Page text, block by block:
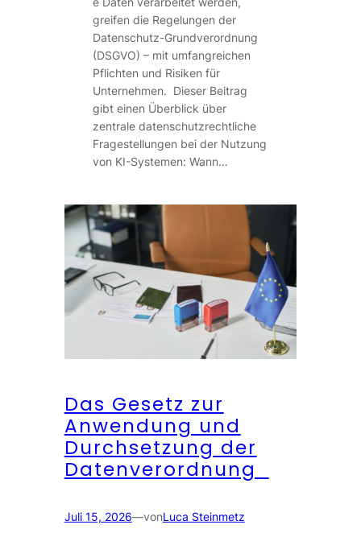
greifen die Regelungen der
Datenschutz-Grundverordnung
(DSGVO) – mit umfangreichen
Pflichten und Risiken für
Unternehmen. Dieser Beitrag
gibt einen Überblick über
zentrale datenschutzrechtliche
Fragestellungen bei der Nutzung
von KI-Systemen: Wann…
Das Gesetz zur
Anwendung und
Durchsetzung der
Datenverordnung
Juli 15, 2026—vonLuca Steinmetz